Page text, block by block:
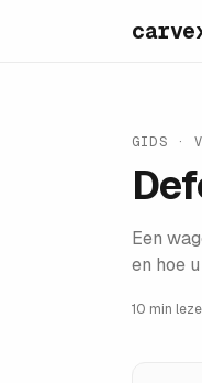
GIDS ·
Een
en hoe
10 min